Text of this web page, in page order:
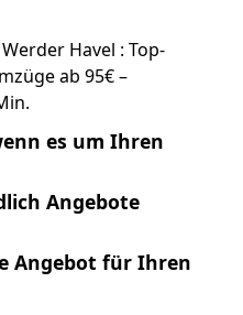
Havel : Top-
ab 95€ –
es um Ihren
Angebote
Angebot für Ihren